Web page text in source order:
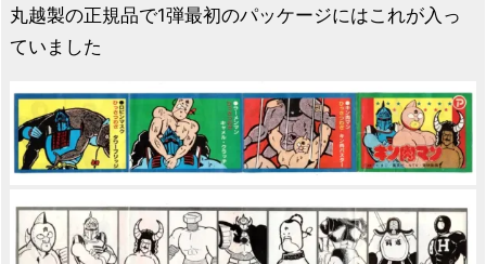
丸越製の正規品で1弾最初のパッケージにはこれが入っ
ていました